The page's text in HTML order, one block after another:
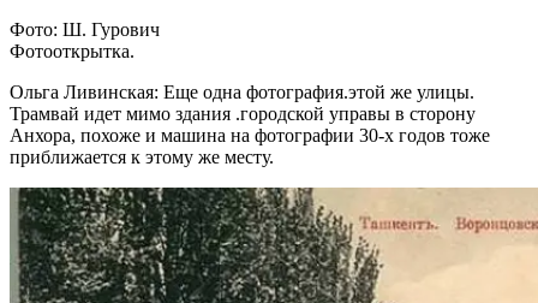
Фото: Ш. Гурович
Фотооткрытка.
Ольга Ливинская: Еще одна фотография.этой же улицы.
Трамвай идет мимо здания .городской управы в сторону
Анхора, похоже и машина на фотографии 30-х годов тоже
приближается к этому же месту.